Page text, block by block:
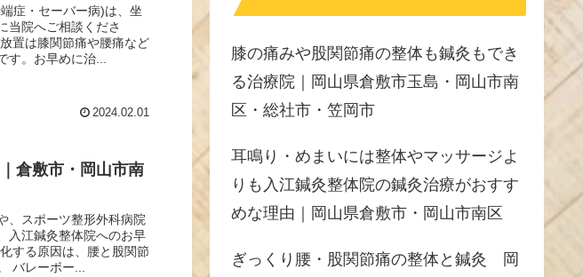
症・セーバー病)は、坐
当院へご相談くださ
置は膝関節痛や腰痛など
す。お早めに治...
2024.02.01
倉敷市・岡山市南
、スポーツ整形外科病院
入江鍼灸整体院へのお早
する原因は、腰と股関節
バレーボー...
膝の痛みや股関節痛の整体も鍼灸もでき
る治療院｜岡山県倉敷市玉島・岡山市南
区・総社市・笠岡市
耳鳴り・めまいには整体やマッサージよ
りも入江鍼灸整体院の鍼灸治療がおすす
めな理由｜岡山県倉敷市・岡山市南区
ぎっくり腰・股関節痛の整体と鍼灸 岡